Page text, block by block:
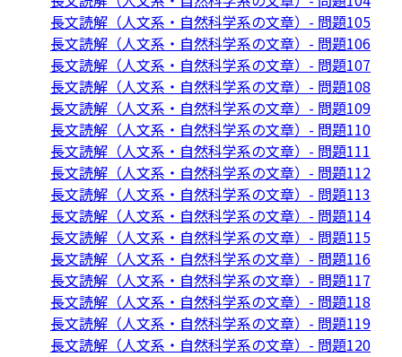
長文読解（人文系・自然科学系の文章）- 問題105
長文読解（人文系・自然科学系の文章）- 問題106
長文読解（人文系・自然科学系の文章）- 問題107
長文読解（人文系・自然科学系の文章）- 問題108
長文読解（人文系・自然科学系の文章）- 問題109
長文読解（人文系・自然科学系の文章）- 問題110
長文読解（人文系・自然科学系の文章）- 問題111
長文読解（人文系・自然科学系の文章）- 問題112
長文読解（人文系・自然科学系の文章）- 問題113
長文読解（人文系・自然科学系の文章）- 問題114
長文読解（人文系・自然科学系の文章）- 問題115
長文読解（人文系・自然科学系の文章）- 問題116
長文読解（人文系・自然科学系の文章）- 問題117
長文読解（人文系・自然科学系の文章）- 問題118
長文読解（人文系・自然科学系の文章）- 問題119
長文読解（人文系・自然科学系の文章）- 問題120